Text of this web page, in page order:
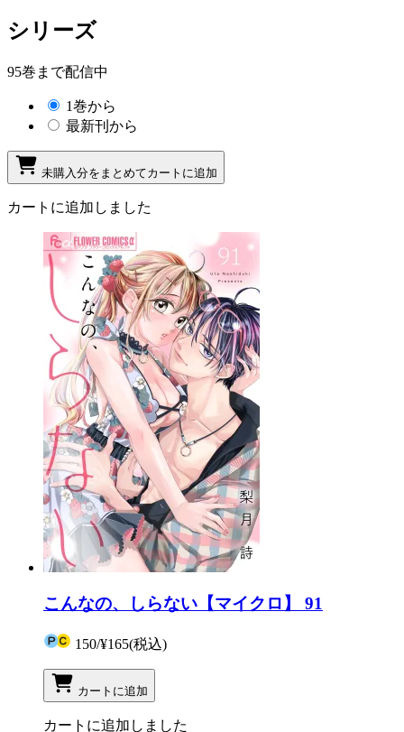
シリーズ
95巻まで配信中
1巻から
最新刊から
未購入分をまとめてカートに追加
カートに追加しました
こんなの、しらない【マイクロ】 91
150/¥165(税込)
カートに追加
カートに追加しました